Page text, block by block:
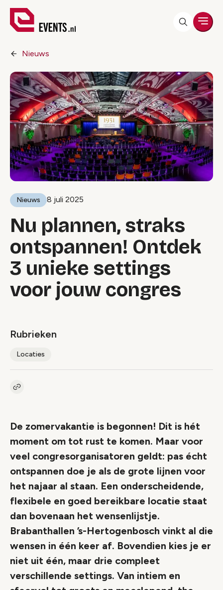
Nieuws
Nieuws 8 juli 2025
Nu plannen, straks
ontspannen! Ontdek
3 unieke settings
voor jouw congres
Rubrieken
Locaties
Kopieer link naar artikel
De zomervakantie is begonnen! Dit is hét
moment om tot rust te komen. Maar voor
veel congresorganisatoren geldt: pas écht
ontspannen doe je als de grote lijnen voor
het najaar al staan. Een onderscheidende,
flexibele en goed bereikbare locatie staat
dan bovenaan het wensenlijstje.
Brabanthallen ’s-Hertogenbosch vinkt al die
wensen in één keer af. Bovendien kies je er
niet uit één, maar drie compleet
verschillende settings. Van intiem en